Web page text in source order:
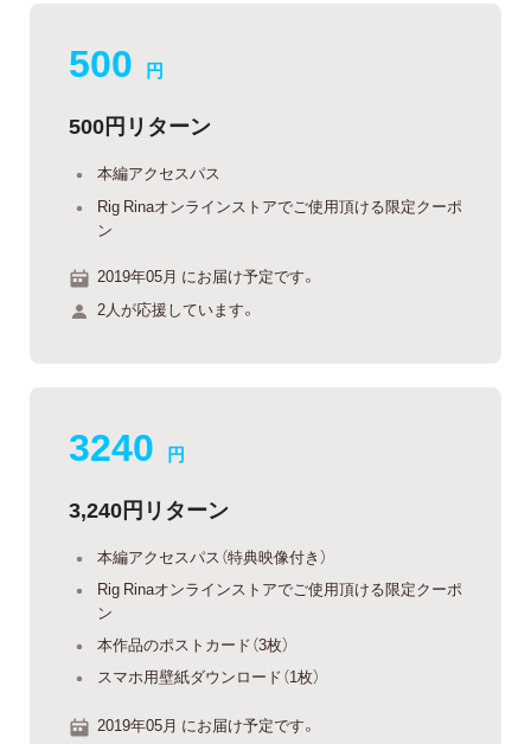
500 円
500円リターン
本編アクセスパス
Rig Rinaオンラインストアでご使用頂ける限定クーポ
ン
2019年05月 にお届け予定です。
2人が応援しています。
3240 円
3,240円リターン
本編アクセスパス（特典映像付き）
Rig Rinaオンラインストアでご使用頂ける限定クーポ
ン
本作品のポストカード（3枚）
スマホ用壁紙ダウンロード（1枚）
2019年05月 にお届け予定です。